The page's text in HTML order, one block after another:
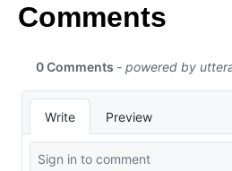
Comments